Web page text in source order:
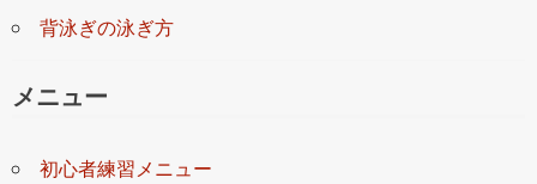
背泳ぎの泳ぎ方
メニュー
初心者練習メニュー